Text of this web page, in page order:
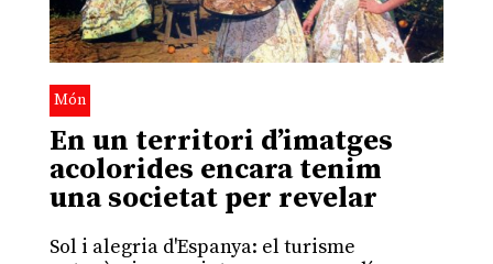
Món
En un territori d’imatges
acolorides encara tenim
una societat per revelar
Sol i alegria d'Espanya: el turisme